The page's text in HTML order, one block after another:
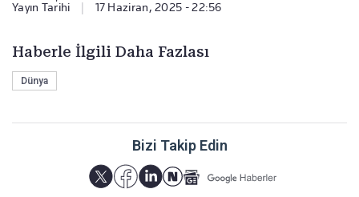
Yayın Tarihi 17 Haziran, 2025 - 22:56
Haberle İlgili Daha Fazlası
Dünya
Bizi Takip Edin